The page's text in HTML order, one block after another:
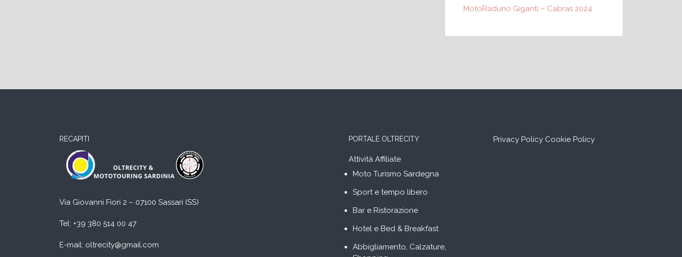
MotoRaduno Giganti – Cabras 2024
RECAPITI
Via Giovanni Fiori 2 – 07100 Sassari (SS)
Tel: +39 380 514 00 47
E-mail: oltrecity@gmail.com
PORTALE OLTRECITY
Attività Affiliate
Moto Turismo Sardegna
Sport e tempo libero
Bar e Ristorazione
Hotel e Bed & Breakfast
Abbigliamento, Calzature,
Privacy Policy Cookie Policy